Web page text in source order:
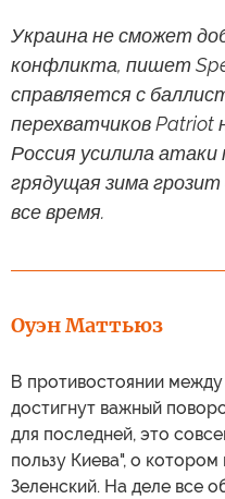
Украина не сможет
конфликта, пишет
справляется с
перехватчиков
Россия усилила
грядущая зима
все время.
Оуэн Маттьюз
В противостоянии
достигнут важный
для последней, это
пользу Киева", о
Зеленский. На деле все